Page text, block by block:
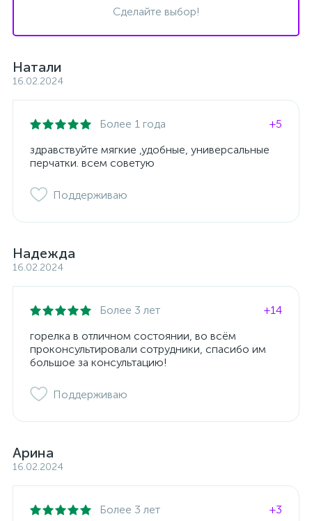
Сделайте выбор!
Натали
16.02.2024
Более 1 года
+5
здравствуйте мягкие ,удобные, универсальные
перчатки. всем советую
Поддерживаю
Надежда
16.02.2024
Более 3 лет
+14
горелка в отличном состоянии, во всём
проконсультировали сотрудники, спасибо им
большое за консультацию!
Поддерживаю
Арина
16.02.2024
Более 3 лет
+3